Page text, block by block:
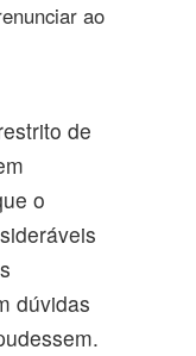
ao
de
o
dúvidas